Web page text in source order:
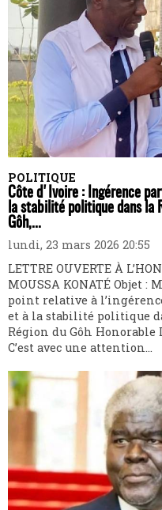
POLITIQUE
Côte d'Ivoire : Ingérence
la stabilité politique dans la
Gôh,...
lundi, 23 mars 2026 20:55
LETTRE OUVERTE À
MOUSSA KONATÉ Objet :
point relative à
et à la stabilité politique
Région du Gôh Honorable
C’est avec une attention...